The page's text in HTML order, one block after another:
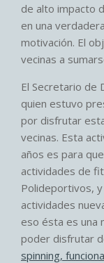
de alto impacto
en una
motivación. El
vecinas a
El Secretario de
quien estuvo
por disfrutar
vecinas. Esta
años es para
actividades de
Polideportivos, y
actividades
eso ésta es una
poder disfrutar
spinning,